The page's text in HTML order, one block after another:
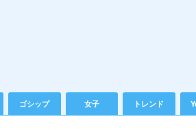
ゴシップ 女子 トレンド